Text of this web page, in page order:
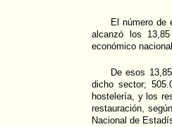
El número de
alcanzó los
económico
De esos
dicho sector;
hostelería, y los
restauración,
Nacional de